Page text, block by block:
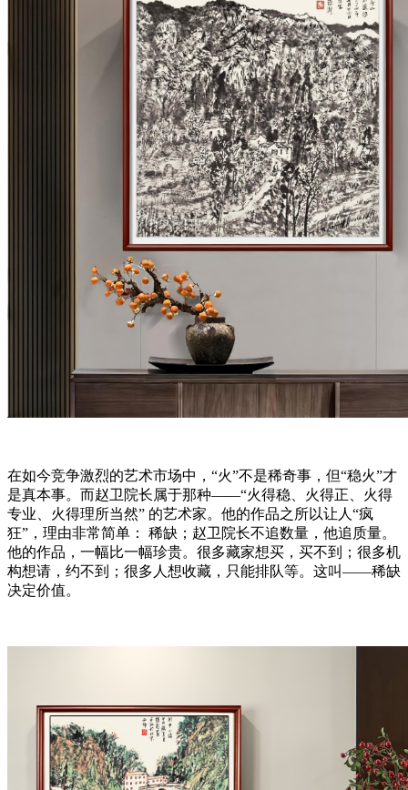
在如今竞争激烈的艺术市场中，“火”不是稀奇事，但“稳火”才
是真本事。而赵卫院长属于那种——“火得稳、火得正、火得
专业、火得理所当然” 的艺术家。他的作品之所以让人“疯
狂”，理由非常简单： 稀缺；赵卫院长不追数量，他追质量。
他的作品，一幅比一幅珍贵。很多藏家想买，买不到；很多机
构想请，约不到；很多人想收藏，只能排队等。这叫——稀缺
决定价值。